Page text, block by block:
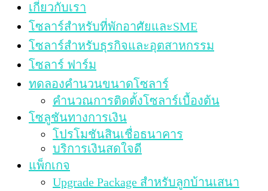
เกี่ยวกับเรา
โซลาร์สำหรับที่พักอาศัยและSME
โซลาร์สำหรับธุรกิจและอุตสาหกรรม
โซลาร์ ฟาร์ม
ทดลองคำนวนขนาดโซลาร์
คำนวณการติดตั้งโซลาร์เบื้องต้น
โซลูชันทางการเงิน
โปรโมชันสินเชื่อธนาคาร
บริการเงินสดใจดี
แพ็กเกจ
Upgrade Package สำหรับลูกบ้านเสนา